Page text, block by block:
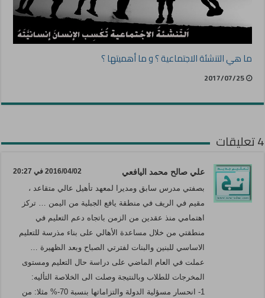
ما هي التنشئة الاجتماعية ؟ و ما أهميتها ؟
2017/07/25
4 تعليقات
علي صالح محمد اليافعي 2016/04/02 في 20:27
بصفتي مدرس سابق ومديرا لمعهد تأهيل عالي متقاعد ،
مقيم في الريف في منطقة يافع الجبلية من اليمن … تركز
اهتمامي منذ عقدين من الزمن باتجاه دعم التعليم في
منطقتي من خلال مساعدة الأهالي على بناء مذرسة للتعليم
الاساسي للبنين والبنات لفترتي الصباح وبعد الظهيرة …
عملت في العام الماضي على دراسة حال التعليم ومستوى
المخرجات للطلاب وبالنتيجة وصلت الى الخلاصة التأليه:
1- انحسار مسؤلية الدولة والتزاماتها بنسبة 70-‎%‎ مثلا: من